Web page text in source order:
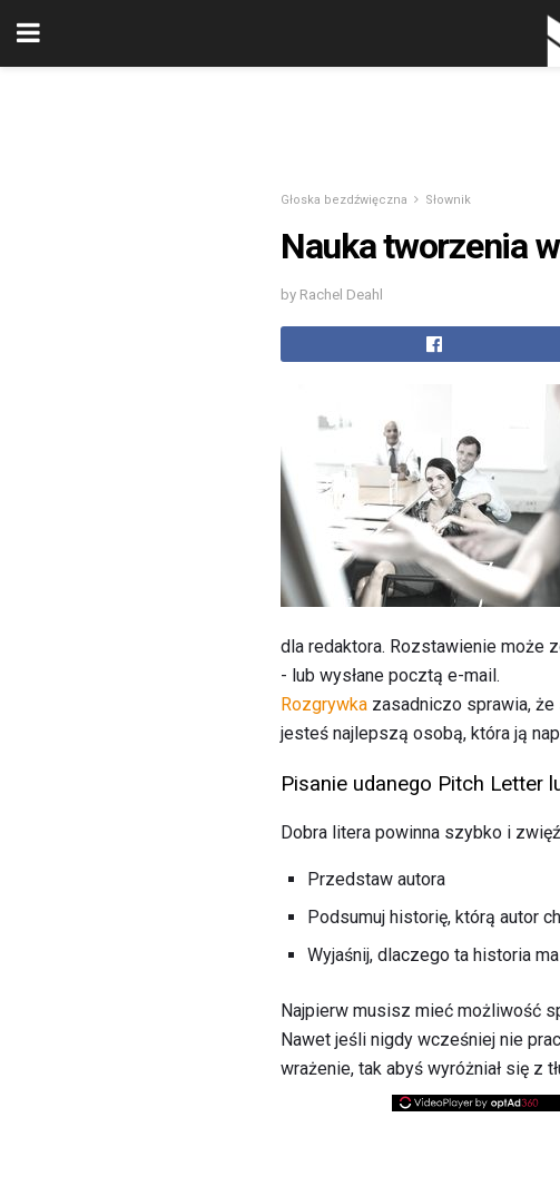
Głoska bezdźwięczna Słownik
Nauka tworzenia
by Rachel Deahl
dla redaktora. Rozstawienie może
- lub wysłane pocztą e-mail.
Rozgrywka zasadniczo sprawia,
jesteś najlepszą osobą, która ją
Pisanie udanego Pitch Letter
Dobra litera powinna szybko i
Przedstaw autora
Podsumuj historię, którą autor
Wyjaśnij, dlaczego ta historia
Najpierw musisz mieć możliwość
Nawet jeśli nigdy wcześniej nie
wrażenie, tak abyś wyróżniał się z